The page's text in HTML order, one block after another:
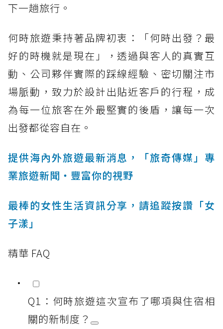
下一趟旅行。
何時旅遊秉持著品牌初衷：「何時出發？最
好的時機就是現在」，透過與客人的真實互
動、公司夥伴實際的踩線經驗、密切關注市
場脈動，致力於設計出貼近客戶的行程，成
為每一位旅客在外最堅實的後盾，讓每一次
出發都從容自在。
提供海內外旅遊最新消息，「旅奇傳媒」專
業旅遊新聞‧豐富你的視野
最棒的女性生活資訊分享，請追蹤按讚「女
子漾」
精華 FAQ
Q1：何時旅遊這次宣布了哪項與住宿相
關的新制度？